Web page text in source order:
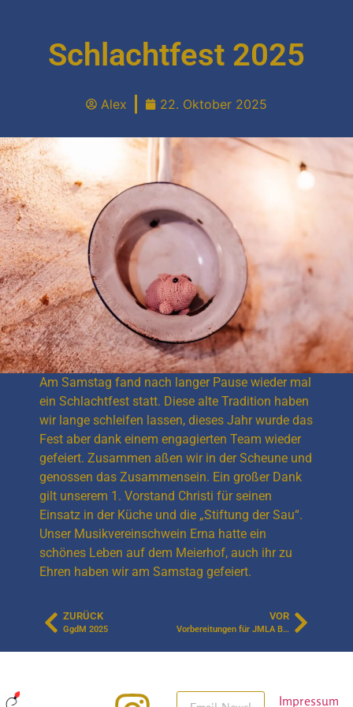
Ausbildung
Verein
Schlachtfest 2025
Alex 22. Oktober 2025
Am Samstag fand nach langer Pause wieder mal
ein Schlachtfest statt. Diese alte Tradition haben
wir lange schleifen lassen, dieses Jahr wurde das
Fest aber dank einem engagierten Team wieder
gefeiert. Zusammen aßen wir in der Scheune und
genossen das Zusammensein. Ein großer Dank
gilt unserem 1. Vorstand Christi für seinen
Einsatz in der Küche und die „Stiftung der Sau“.
Unser Musikvereinschwein Erna hatte ein
schönes Leben auf dem Meierhof, auch ihr zu
Ehren haben wir am Samstag gefeiert.
ZURÜCK
GgdM 2025
VOR
Vorbereitungen für JMLA Bronze
Impressum